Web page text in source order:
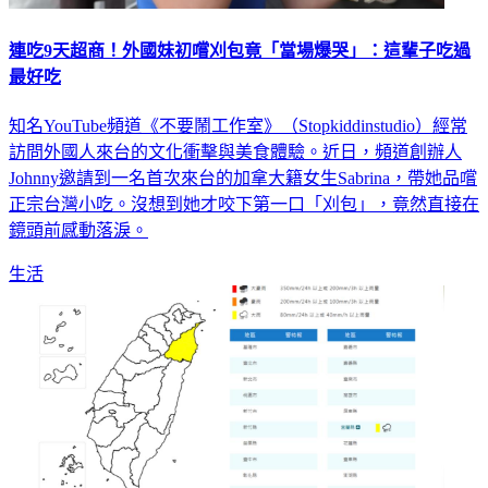
連吃9天超商！外國妹初嚐刈包竟「當場爆哭」：這輩子吃過
最好吃
知名YouTube頻道《不要鬧工作室》（Stopkiddinstudio）經常
訪問外國人來台的文化衝擊與美食體驗。近日，頻道創辦人
Johnny邀請到一名首次來台的加拿大籍女生Sabrina，帶她品嚐
正宗台灣小吃。沒想到她才咬下第一口「刈包」，竟然直接在
鏡頭前感動落淚。
生活